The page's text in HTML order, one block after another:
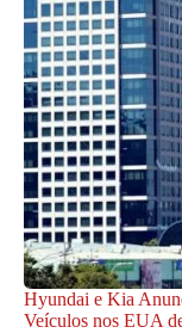
Hyundai e Kia
Veículos nos EUA